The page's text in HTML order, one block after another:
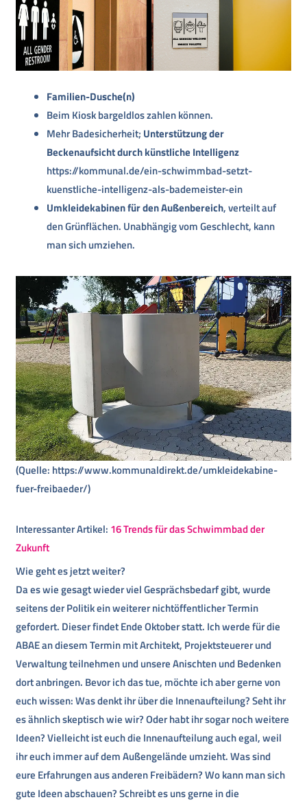
Familien-Dusche(n)
Beim Kiosk bargeldlos zahlen können.
Mehr Badesicherheit; Unterstützung der
Beckenaufsicht durch künstliche Intelligenz
https://kommunal.de/ein-schwimmbad-setzt-
kuenstliche-intelligenz-als-bademeister-ein
Umkleidekabinen für den Außenbereich, verteilt auf
den Grünflächen. Unabhängig vom Geschlecht, kann
man sich umziehen.
(Quelle: https://www.kommunaldirekt.de/umkleidekabine-
fuer-freibaeder/)
Interessanter Artikel: 16 Trends für das Schwimmbad der
Zukunft
Wie geht es jetzt weiter?
Da es wie gesagt wieder viel Gesprächsbedarf gibt, wurde
seitens der Politik ein weiterer nichtöffentlicher Termin
gefordert. Dieser findet Ende Oktober statt. Ich werde für die
ABAE an diesem Termin mit Architekt, Projektsteuerer und
Verwaltung teilnehmen und unsere Anischten und Bedenken
dort anbringen. Bevor ich das tue, möchte ich aber gerne von
euch wissen: Was denkt ihr über die Innenaufteilung? Seht ihr
es ähnlich skeptisch wie wir? Oder habt ihr sogar noch weitere
Ideen? Vielleicht ist euch die Innenaufteilung auch egal, weil
ihr euch immer auf dem Außengelände umzieht. Was sind
eure Erfahrungen aus anderen Freibädern? Wo kann man sich
gute Ideen abschauen? Schreibt es uns gerne in die